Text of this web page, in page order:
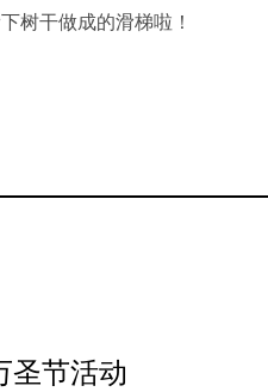
树干做成的滑梯啦！
圣节活动